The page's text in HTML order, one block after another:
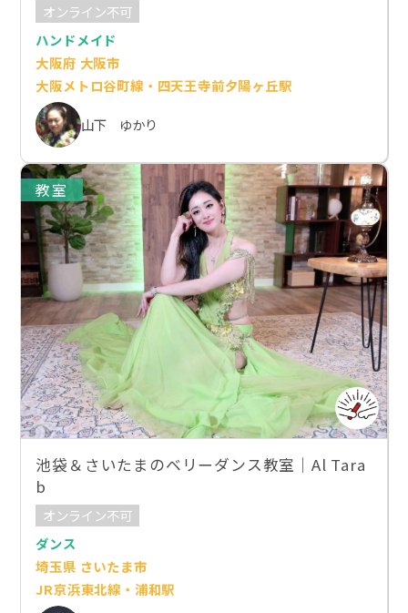
オンライン不可
ハンドメイド
大阪府 大阪市
大阪メトロ谷町線・四天王寺前夕陽ヶ丘駅
山下 ゆかり
教室
池袋＆さいたまのベリーダンス教室｜Al Tara
b
オンライン不可
ダンス
埼玉県 さいたま市
JR京浜東北線・浦和駅